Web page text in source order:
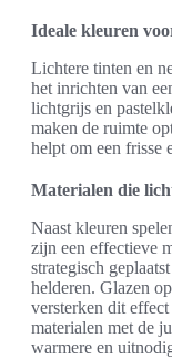
Ideale kleuren
Lichtere tinten en
het inrichten van
lichtgrijs en
maken de ruimte
helpt om een frisse
Materialen die
Naast kleuren
zijn een effectieve
strategisch
helderen. Glazen
versterken dit
materialen met de
warmere en